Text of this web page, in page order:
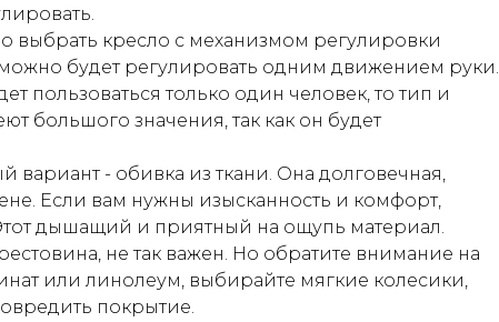
выбрать кресло с механизмом регулировки
будет регулировать одним движением руки.
пользоваться только один человек, то тип и
большого значения, так как он будет
вариант - обивка из ткани. Она долговечная,
Если вам нужны изысканность и комфорт,
дышащий и приятный на ощупь материал.
не так важен. Но обратите внимание на
или линолеум, выбирайте мягкие колесики,
покрытие.